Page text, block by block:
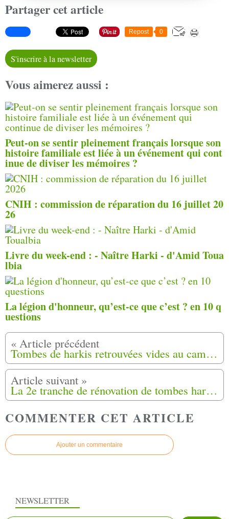
Partager cet article
Repost 0
S'inscrire à la newsletter
Vous aimerez aussi :
Peut-on se sentir pleinement français lorsque son
histoire familiale est liée à un événement qui cont
inue de diviser les mémoires ?
CNIH : commission de réparation du 16 juillet 20
26
Livre du week-end : - Naître Harki - d'Amid Toua
lbia
La légion d'honneur, qu’est-ce que c’est ? en 10 q
uestions
Tombes de harkis retrouvées vides au camp de Rivesaltes : la ministre Patricia Mirallès de retour dans les Pyrénées-Orientales
La 2e tranche de rénovation de tombes harkis inaugurée à Bias (47)
COMMENTER CET ARTICLE
Ajouter un commentaire
NEWSLETTER